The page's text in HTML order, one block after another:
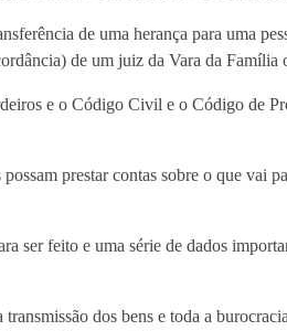
de uma herança para uma
de um juiz da Vara da Família
e o Código Civil e o Código de
prestar contas sobre o que vai
ser feito e uma série de dados
dos bens e toda a